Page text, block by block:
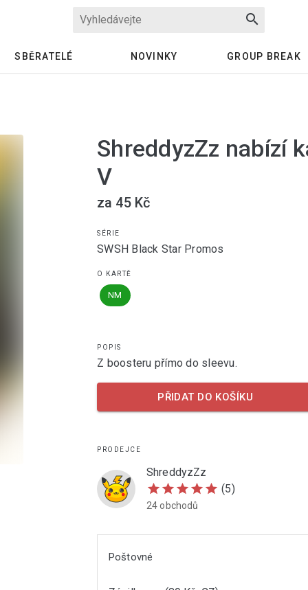
search
SBĚRATELÉ NOVINKY GROUP BREAK
ShreddyzZz nabízí
V
za 45 Kč
SÉRIE
SWSH Black Star Promos
O KARTĚ
NM
POPIS
Z boosteru přímo do sleevu.
PŘIDAT DO KOŠÍKU
PRODEJCE
ShreddyzZz
starstarstarstarstar (5)
24 obchodů
Poštovné